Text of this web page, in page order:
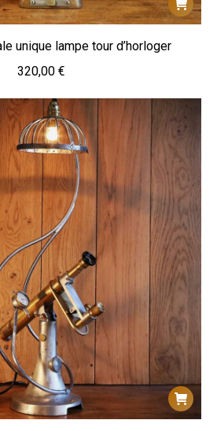
unique lampe tour d’horloger
320,00 €